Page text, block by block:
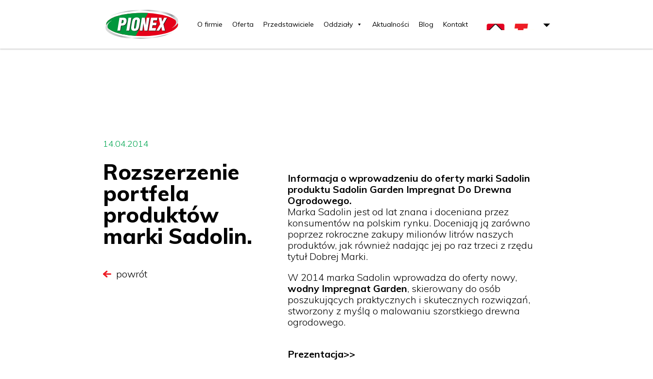
O firmie Oferta Przedstawiciele Oddziały Aktualności Blog Kontakt
14.04.2014
Rozszerzenie
portfela
produktów
marki Sadolin.
powrót
Informacja o wprowadzeniu do oferty marki Sadolin
produktu Sadolin Garden Impregnat Do Drewna
Ogrodowego.
Marka Sadolin jest od lat znana i doceniana przez
konsumentów na polskim rynku. Doceniają ją zarówno
poprzez rokroczne zakupy milionów litrów naszych
produktów, jak również nadając jej po raz trzeci z rzędu
tytuł Dobrej Marki.
W 2014 marka Sadolin wprowadza do oferty nowy,
wodny Impregnat Garden, skierowany do osób
poszukujących praktycznych i skutecznych rozwiązań,
stworzony z myślą o malowaniu szorstkiego drewna
ogrodowego.
Prezentacja>>